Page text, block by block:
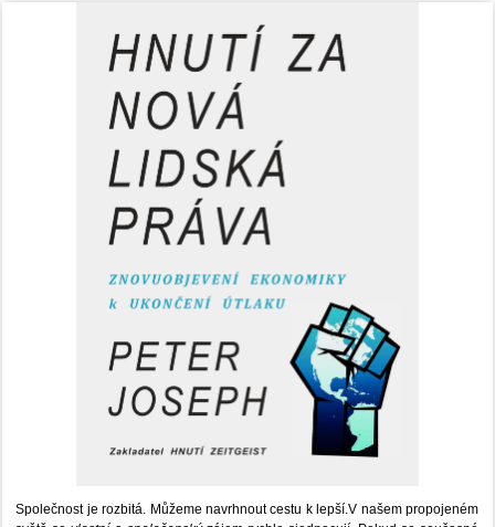
Společnost je rozbitá. Můžeme navrhnout cestu k lepší.V našem propojeném